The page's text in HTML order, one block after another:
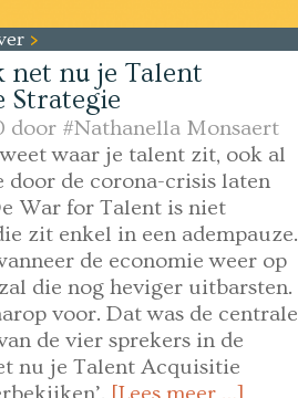
net nu je Talent
Strategie
door #Nathanella Monsaert
waar je talent zit, ook al
door de corona-crisis laten
War for Talent is niet
zit enkel in een adempauze.
de economie weer op
die nog heviger uitbarsten.
voor. Dat was de centrale
de vier sprekers in de
nu je Talent Acquisitie